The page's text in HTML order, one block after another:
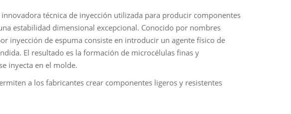
técnica de inyección utilizada para producir componentes
estabilidad dimensional excepcional. Conocido por nombres
inyección de espuma consiste en introducir un agente físico de
El resultado es la formación de microcélulas finas y
inyecta en el molde.
a los fabricantes crear componentes ligeros y resistentes